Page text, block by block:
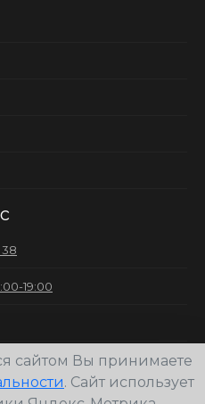
19:00
сайтом Вы принимаете
. Сайт использует